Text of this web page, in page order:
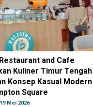
and Cafe
Kuliner Timur Tengah
Konsep Kasual Modern
Square
Mei 2026